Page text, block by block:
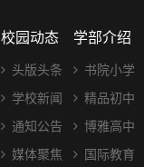
校园动态
头版头条
学校新闻
通知公告
媒体聚焦
学部介绍
书院小学
精品初中
博雅高中
国际教育